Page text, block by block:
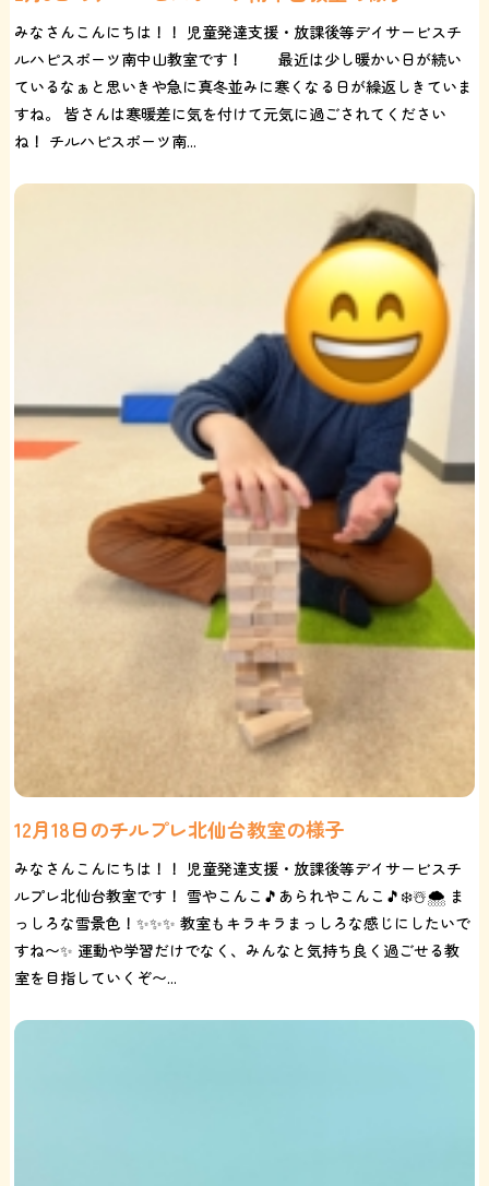
みなさんこんにちは！！ 児童発達支援・放課後等デイサービスチ
ルハピスポーツ南中山教室です！ 最近は少し暖かい日が続い
ているなぁと思いきや急に真冬並みに寒くなる日が繰返しきていま
すね。 皆さんは寒暖差に気を付けて元気に過ごされてください
ね！ チルハピスポーツ南...
12月18日のチルプレ北仙台教室の様子
みなさんこんにちは！！ 児童発達支援・放課後等デイサービスチ
ルプレ北仙台教室です！ 雪やこんこ🎵あられやこんこ🎵❄️☃️🌨️ ま
っしろな雪景色！✨✨✨ 教室もキラキラまっしろな感じにしたいで
すね〜✨ 運動や学習だけでなく、みんなと気持ち良く過ごせる教
室を目指していくぞ〜...